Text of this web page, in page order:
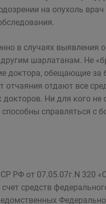
на опухоль врач
в случаях выявления
шарлатанам. Не
доктора, обещающие за
отчаяния отдают все
Ни для кого не
справляться с
РФ от 07.05.07г.N 320
средств